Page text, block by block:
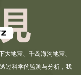
地震、千岛海沟地震、
过科学的监测与分析，我